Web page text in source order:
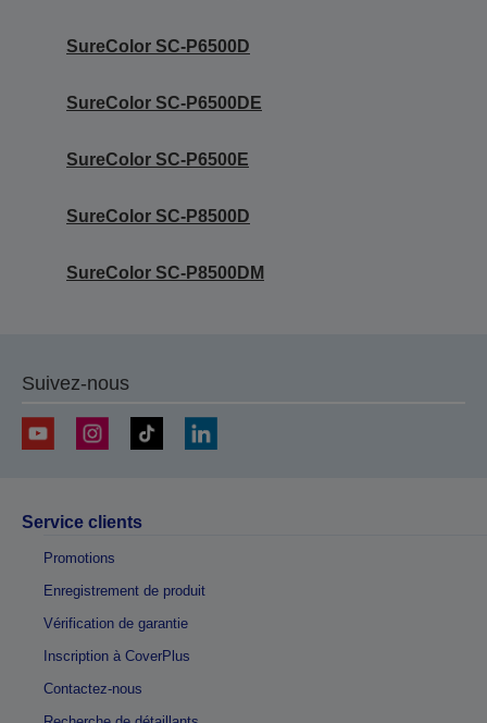
SureColor SC-P6500D
SureColor SC-P6500DE
SureColor SC-P6500E
SureColor SC-P8500D
SureColor SC-P8500DM
Suivez-nous
Service clients
Promotions
Enregistrement de produit
Vérification de garantie
Inscription à CoverPlus
Contactez-nous